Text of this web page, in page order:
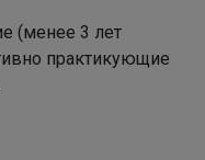
(менее 3 лет
практикующие